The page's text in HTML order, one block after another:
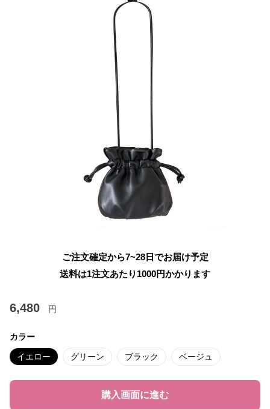
ご注文確定から7~28日でお届け予定
送料は1注文あたり 1000円かかります
6,480 円
カラー
イエロー グリーン ブラック ベージュ
購入画面に進む